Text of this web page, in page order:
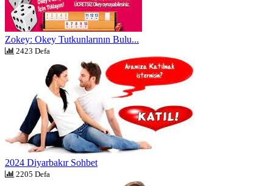
Zokey: Okey Tutkunlarının Bulu...
2423 Defa
2024 Diyarbakır Sohbet
2205 Defa